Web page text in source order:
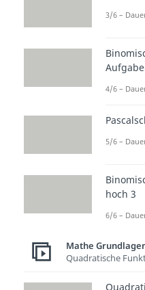
Eine
sein.
tiefsten
du
3/6 –
4/6 –
5/6 –
hoch 3
6/6 –
Mathe
Quadratische